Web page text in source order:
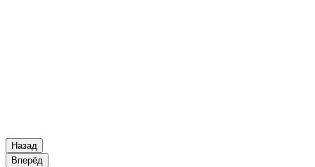
Назад
Вперёд